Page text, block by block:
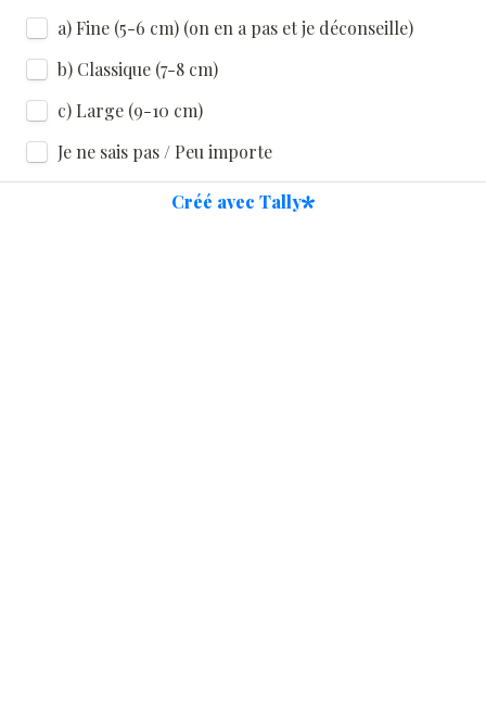
a) Fine (5-6 cm) (on en a pas et je déconseille)
b) Classique (7-8 cm)
c) Large (9-10 cm)
Je ne sais pas / Peu importe
Quelle est votre plus grande difficulté lors du
Créé avec Tally